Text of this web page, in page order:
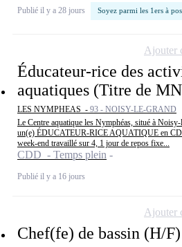
Publié il y a 28 jours Soyez parmi les 1ers à
Éducateur-rice des
aquatiques (Titre de
LES NYMPHEAS - 93 - NOISY-LE-GRAND
Le Centre aquatique les Nymphéas, situé à
un(e) ÉDUCATEUR-RICE AQUATIQUE en
week-end travaillé sur 4, 1 jour de repos fixe...
CDD - Temps plein
Publié il y a 16 jours
Ajouter
Chef(fe) de bassin (H/F)
Ajouter